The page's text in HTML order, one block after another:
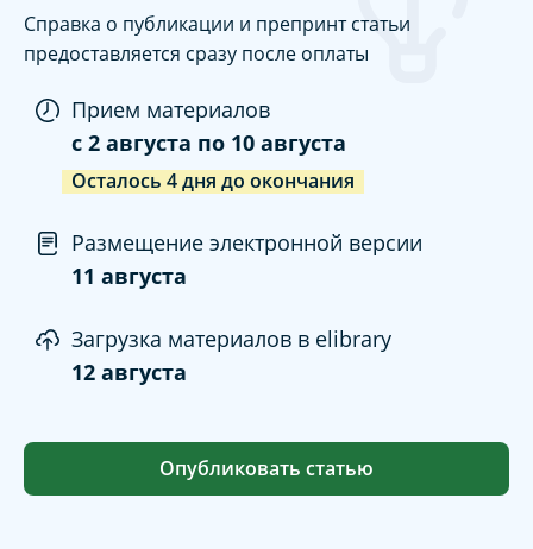
Справка о публикации и препринт статьи
предоставляется сразу после оплаты
Прием материалов
c 2 августа по 10 августа
Осталось 4дня до окончания
Размещение электронной версии
11 августа
Загрузка материалов в elibrary
12 августа
Опубликовать статью